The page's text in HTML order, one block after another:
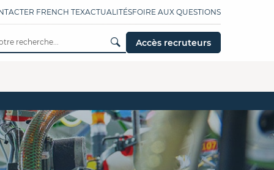
FRENCH TEXACTUALITÉSFOIRE AUX QUESTIONS
Accès recruteurs